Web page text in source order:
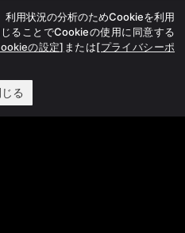
利用状況の分析のためCookieを利用
ることでCookieの使用に同意する
の設定] または[プライバシーポ
る